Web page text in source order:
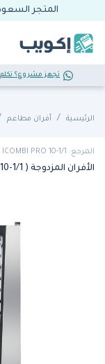
المتجر
تجهز مشروع؟ تكلم
الرئيسية أفران مطاعم
المرجع: ICOMBI PRO 10-1/1
الأفران المزدوجة ( iCombi Pro 10-1/1)من راشونال